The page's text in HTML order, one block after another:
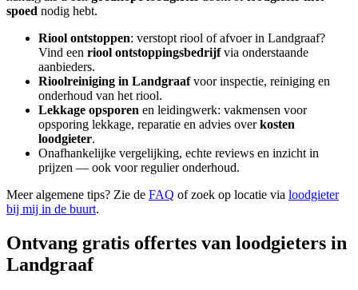
spoed nodig hebt.
Riool ontstoppen: verstopt riool of afvoer in Landgraaf?
Vind een riool ontstoppingsbedrijfvia onderstaande
aanbieders.
Rioolreiniging in Landgraafvoor inspectie, reiniging en
onderhoud van het riool.
Lekkage opsporen en leidingwerk: vakmensen voor
opsporing lekkage, reparatie en advies overkosten
loodgieter.
Onafhankelijke vergelijking, echte reviews en inzicht in
prijzen — ook voor regulier onderhoud.
Meer algemene tips? Zie de FAQ of zoek op locatie via loodgieter
bij mij in de buurt.
Ontvang gratis offertes van loodgieters in
Landgraaf